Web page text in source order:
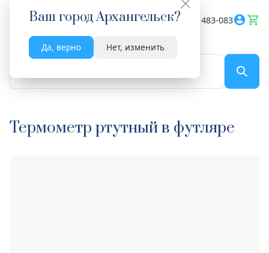
Ваш городАрхангельск?
Да, верно Нет, изменить
Весь сайт 8182 483-083
Термометр ртутный в футляре